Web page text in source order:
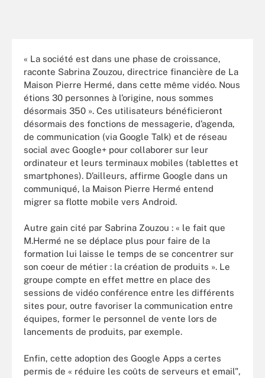
« La société est dans une phase de croissance,
raconte Sabrina Zouzou, directrice financière de La
Maison Pierre Hermé, dans cette même vidéo. Nous
étions 30 personnes à l’origine, nous sommes
désormais 350 ». Ces utilisateurs bénéficieront
désormais des fonctions de messagerie, d’agenda,
de communication (via Google Talk) et de réseau
social avec Google+ pour collaborer sur leur
ordinateur et leurs terminaux mobiles (tablettes et
smartphones). D’ailleurs, affirme Google dans un
communiqué, la Maison Pierre Hermé entend
migrer sa flotte mobile vers Android.
Autre gain cité par Sabrina Zouzou : « le fait que
M.Hermé ne se déplace plus pour faire de la
formation lui laisse le temps de se concentrer sur
son coeur de métier : la création de produits ». Le
groupe compte en effet mettre en place des
sessions de vidéo conférence entre les différents
sites pour, outre favoriser la communication entre
équipes, former le personnel de vente lors de
lancements de produits, par exemple.
Enfin, cette adoption des Google Apps a certes
permis de « réduire les coûts de serveurs et email",